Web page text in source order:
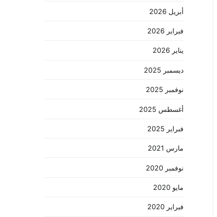
أبريل 2026
فبراير 2026
يناير 2026
ديسمبر 2025
نوفمبر 2025
أغسطس 2025
فبراير 2025
مارس 2021
نوفمبر 2020
مايو 2020
فبراير 2020